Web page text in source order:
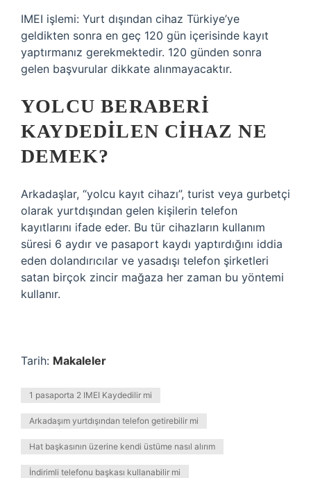
IMEI işlemi: Yurt dışından cihaz Türkiye’ye
geldikten sonra en geç 120 gün içerisinde kayıt
yaptırmanız gerekmektedir. 120 günden sonra
gelen başvurular dikkate alınmayacaktır.
YOLCU BERABERI
KAYDEDILEN CIHAZ NE
DEMEK?
Arkadaşlar, “yolcu kayıt cihazı”, turist veya gurbetçi
olarak yurtdışından gelen kişilerin telefon
kayıtlarını ifade eder. Bu tür cihazların kullanım
süresi 6 aydır ve pasaport kaydı yaptırdığını iddia
eden dolandırıcılar ve yasadışı telefon şirketleri
satan birçok zincir mağaza her zaman bu yöntemi
kullanır.
Tarih: Makaleler
1 pasaporta 2 IMEI Kaydedilir mi
Arkadaşım yurtdışından telefon getirebilir mi
Hat başkasının üzerine kendi üstüme nasıl alırım
İndirimli telefonu başkası kullanabilir mi